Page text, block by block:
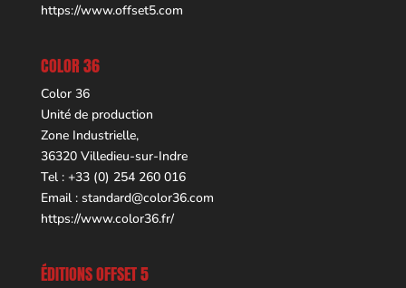
https://www.offset5.com
COLOR 36
Color 36
Unité de production
Zone Industrielle,
36320 Villedieu-sur-Indre
Tel : +33 (0) 254 260 016
Email : standard@color36.com
https://www.color36.fr/
ÉDITIONS OFFSET 5